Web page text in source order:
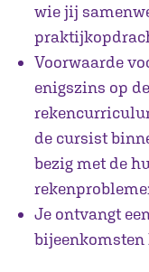
wie jij
Voorwaarde
enigszins op
de cursist
bezig met de
Je ontvangt
bijeenkomsten